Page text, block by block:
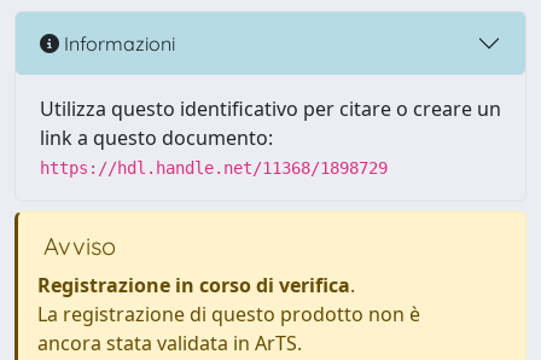
Informazioni
Utilizza questo identificativo per citare o creare un
link a questo documento:
https://hdl.handle.net/11368/1898729
Avviso
Registrazione in corso di verifica.
La registrazione di questo prodotto non è
ancora stata validata in ArTS.